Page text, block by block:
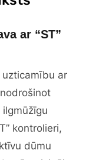
ar “ST”
uzticamību ar
kontrolieri,
dūmu